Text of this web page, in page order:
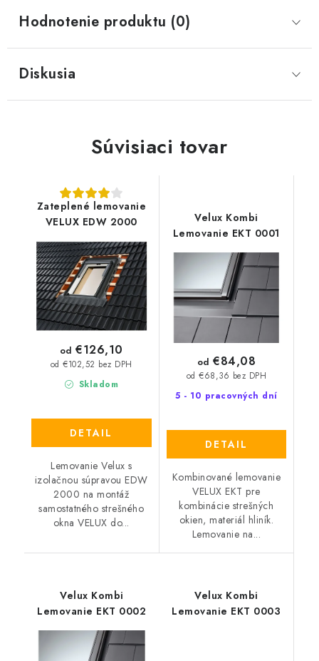
Hodnotenie produktu (0)
Diskusia
Súvisiaci tovar
Zateplené lemovanie
VELUX EDW 2000
Skladom
od €102,52 bez DPH
od €126,10
DETAIL
Lemovanie Velux s
izolačnou súpravou EDW
2000 na montáž
samostatného strešného
okna VELUX do...
Velux Kombi
Lemovanie EKT 0001
5 - 10 pracovných dní
od €68,36 bez DPH
od €84,08
DETAIL
Kombinované lemovanie
VELUX EKT pre
kombinácie strešných
okien, materiál hliník.
Lemovanie na...
Velux Kombi
Lemovanie EKT 0002
Velux Kombi
Lemovanie EKT 0003